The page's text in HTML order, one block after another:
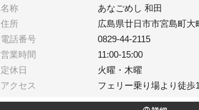
名称
あなごめし 和田
住所
広島県廿日市市宮島町大
電話番号
0829-44-2115
営業時間
11:00-15:00
定休日
火曜・木曜
アクセス
フェリー乗り場より徒歩